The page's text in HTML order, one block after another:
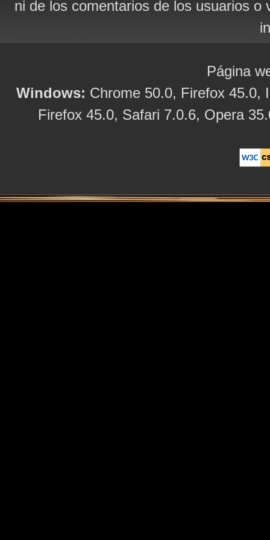
ni de los comentarios de los usuarios
Página
Windows: Chrome 50.0, Firefox 45.0,
Firefox 45.0, Safari 7.0.6, Opera